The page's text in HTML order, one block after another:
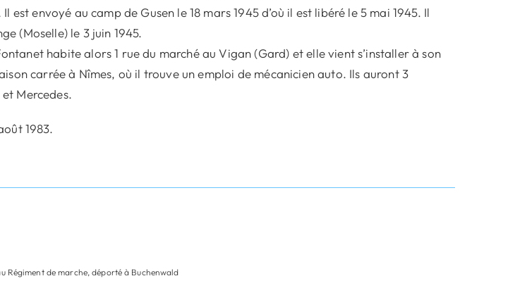
est envoyé au camp de Gusen le 18 mars 1945 d’où il est libéré le 5 mai 1945. Il
(Moselle) le 3 juin 1945.
habite alors 1 rue du marché au Vigan (Gard) et elle vient s’installer à son
carrée à Nîmes, où il trouve un emploi de mécanicien auto. Ils auront 3
Mercedes.
1983.
Régiment de marche, déporté à Buchenwald